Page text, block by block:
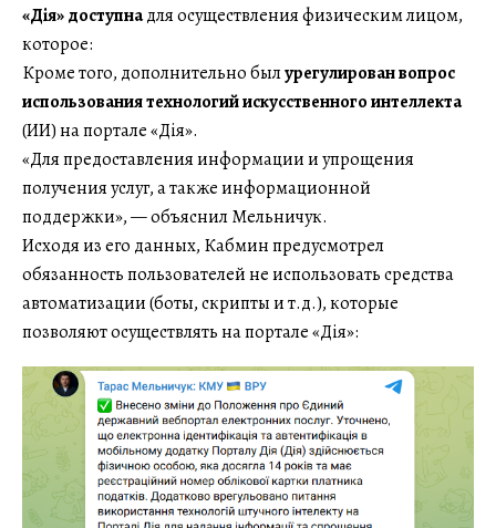
«Дія» доступнадля осуществления физическим лицом,
которое:
Кроме того, дополнительно былурегулирован вопрос
использования технологий искусственного интеллекта
(ИИ) на портале «Дія».
«Для предоставления информации и упрощения
получения услуг, а также информационной
поддержки», — объяснил Мельничук.
Исходя из его данных, Кабмин предусмотрел
обязанность пользователей не использовать средства
автоматизации (боты, скрипты и т.д.), которые
позволяют осуществлять на портале «Дія»: